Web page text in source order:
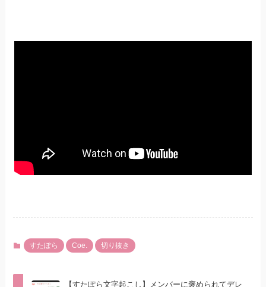
すたぽら Coe. 切り抜き
【すたぽら文字起こし】メンバーに褒められてデレ